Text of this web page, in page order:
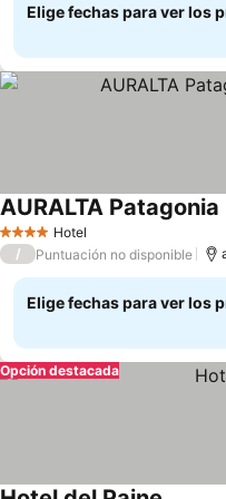
Elige fechas para ver los
4 EstrellasHotel
AURALTA
/ Puntuación no disponible
Elige fechas para ver los
Opción destacada